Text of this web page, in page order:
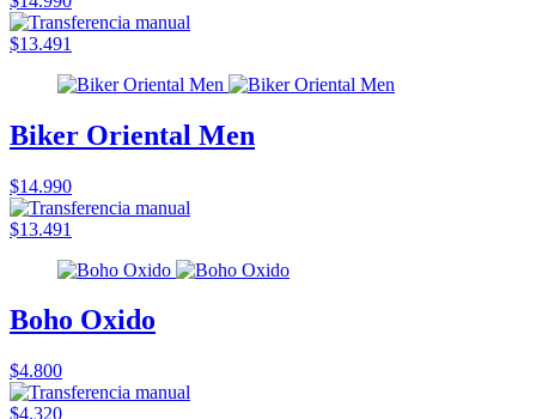
$13.491
Biker Oriental Men
$14.990
$13.491
Boho Oxido
$4.800
$4.320